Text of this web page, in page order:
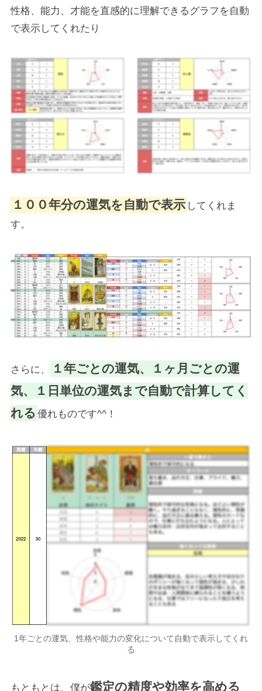
性格、能力、才能を直感的に理解できるグラフを自動
で表示してくれたり
１００年分の運気を自動で表示 してくれま
す。
さらに、
１年ごとの運気、１ヶ月ごとの運
気、１日単位の運気まで自動で計算してく
れる 優れものです^^！
1年ごとの運気、性格や能力の変化について自動で表示してくれ
る
もともとは、僕が鑑定の精度や効率を高める